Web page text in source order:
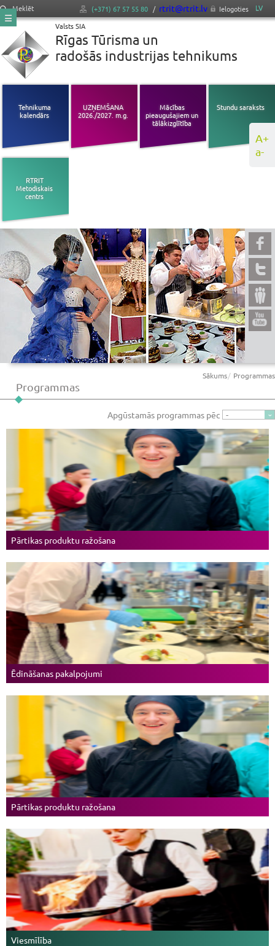
A+
a-
Meklēt (+371) 67 57 55 80 / rtrit@rtrit.lv Ielogoties
LV
Valsts SIA
Rīgas Tūrisma un
radošās industrijas tehnikums
Tehnikuma
kalendārs
UZŅEMŠANA
2026./2027. m.g.
Mācības
pieaugušajiem un
tālākizglītība
Stundu saraksts
RTRIT
Metodiskais
centrs
Sākums Programmas
Programmas
Apgūstamās programmas pēc -
Pārtikas produktu ražošana
Ēdināšanas pakalpojumi
Pārtikas produktu ražošana
Viesmīlība